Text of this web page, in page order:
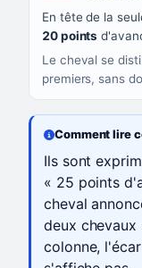
En tête de la
20 points
Le cheval se
premiers, sans
Comment lire
Ils sont
« 25 points
cheval
deux
colonne,